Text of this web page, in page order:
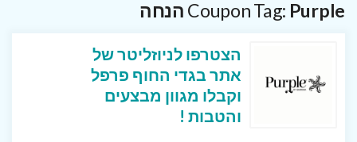
Coupon Tag: Purple הנחה
הצטרפו לניוזליטר של
אתר בגדי החוף פרפל
וקבלו מגוון מבצעים
והטבות !